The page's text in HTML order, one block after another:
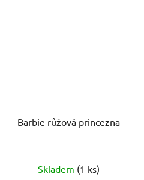
Barbie růžová princezna
Skladem (1 ks)